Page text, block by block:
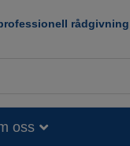
rådgivning
oss